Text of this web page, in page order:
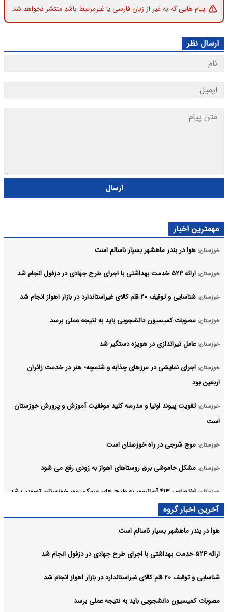
پیام هایی که به غیر از زبان فارسی یا غیرمرتبط باشد منتشر نخواهد شد.
ارسال نظر
ارسال
مهمترین اخبار
خوزستان: هوا در بندر ماهشهر بسیار ناسالم است
خوزستان: ارائه ۵۲۴ خدمت بهداشتی با اجرای طرح جهادی در دزفول انجام شد
خوزستان: شناسایی و توقیف ۲۰ قلم کالای غیراستاندارد در بازار اهواز انجام شد
خوزستان: مصوبات کمیسیون دانشجویی باید به نتیجه عملی برسد
خوزستان: عامل تیراندازی در هویزه دستگیر شد
خوزستان: اجرای نمایشی در مرزهای چذابه و شلمچه؛ هنر در خدمت زائران
اربعین بود
خوزستان: تقویت پیوند اولیا و مدرسه کلید موفقیت آموزش و پرورش خوزستان
است
خوزستان: موج شرجی در راه خوزستان است
خوزستان: مشکل خاموشی برق روستاهای اهواز به زودی رفع می شود
خوزستان: اختصاص ۴۱۳ آسانسور به طرح های مسکن مهر خوزستان تصویب شد
آخرین اخبار گروه
هوا در بندر ماهشهر بسیار ناسالم است
ارائه ۵۲۴ خدمت بهداشتی با اجرای طرح جهادی در دزفول انجام شد
شناسایی و توقیف ۲۰ قلم کالای غیراستاندارد در بازار اهواز انجام شد
مصوبات کمیسیون دانشجویی باید به نتیجه عملی برسد